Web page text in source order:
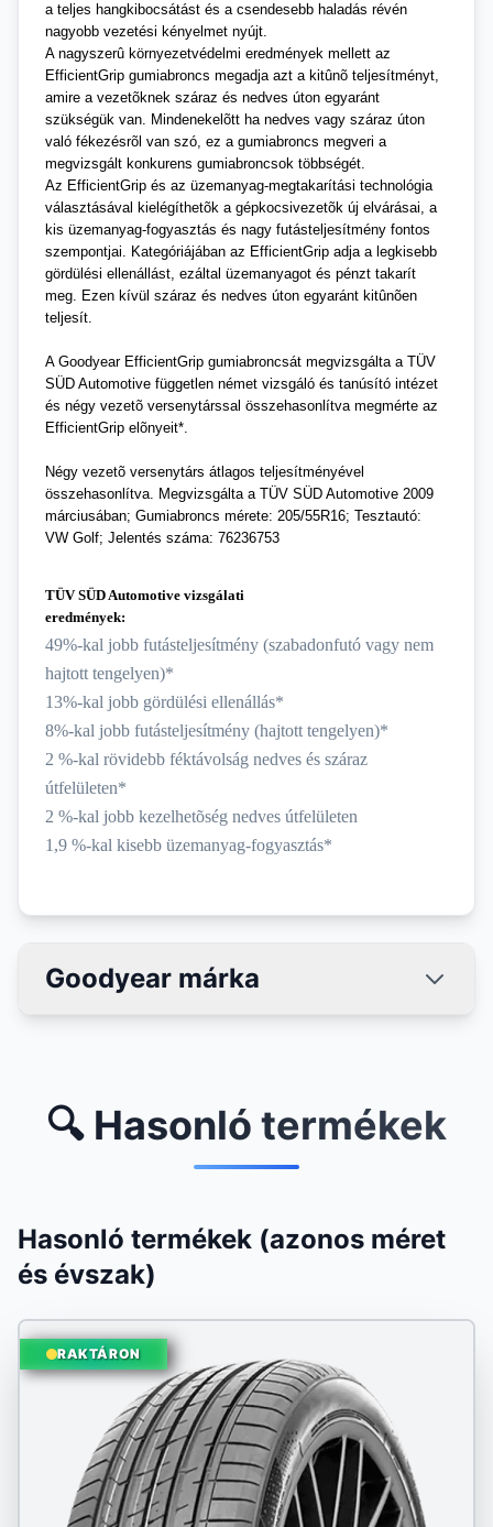
a teljes hangkibocsátást és a csendesebb haladás révén
nagyobb vezetési kényelmet nyújt.
A nagyszerû környezetvédelmi eredmények mellett az
EfficientGrip gumiabroncs megadja azt a kitûnõ teljesítményt,
amire a vezetõknek száraz és nedves úton egyaránt
szükségük van. Mindenekelõtt ha nedves vagy száraz úton
való fékezésrõl van szó, ez a gumiabroncs megveri a
megvizsgált konkurens gumiabroncsok többségét.
Az EfficientGrip és az üzemanyag-megtakarítási technológia
választásával kielégíthetõk a gépkocsivezetõk új elvárásai, a
kis üzemanyag-fogyasztás és nagy futásteljesítmény fontos
szempontjai. Kategóriájában az EfficientGrip adja a legkisebb
gördülési ellenállást, ezáltal üzemanyagot és pénzt takarít
meg. Ezen kívül száraz és nedves úton egyaránt kitûnõen
teljesít.
A Goodyear EfficientGrip gumiabroncsát megvizsgálta a TÜV
SÜD Automotive független német vizsgáló és tanúsító intézet
és négy vezetõ versenytárssal összehasonlítva megmérte az
EfficientGrip elõnyeit*.
Négy vezetõ versenytárs átlagos teljesítményével
összehasonlítva. Megvizsgálta a TÜV SÜD Automotive 2009
márciusában; Gumiabroncs mérete: 205/55R16; Tesztautó:
VW Golf; Jelentés száma: 76236753
TÜV SÜD Automotive vizsgálati
eredmények:
49%-kal jobb futásteljesítmény (szabadonfutó vagy nem
hajtott tengelyen)*
13%-kal jobb gördülési ellenállás*
8%-kal jobb futásteljesítmény (hajtott tengelyen)*
2 %-kal rövidebb féktávolság nedves és száraz
útfelületen*
2 %-kal jobb kezelhetõség nedves útfelületen
1,9 %-kal kisebb üzemanyag-fogyasztás*
Goodyear márka
🔍 Hasonló termékek
Hasonló termékek (azonos méret
és évszak)
RAKTÁRON